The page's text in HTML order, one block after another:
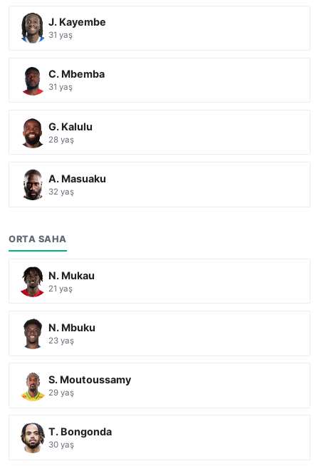
J. Kayembe
31 yaş
C. Mbemba
31 yaş
G. Kalulu
28 yaş
A. Masuaku
32 yaş
ORTA SAHA
N. Mukau
21 yaş
N. Mbuku
23 yaş
S. Moutoussamy
29 yaş
T. Bongonda
30 yaş